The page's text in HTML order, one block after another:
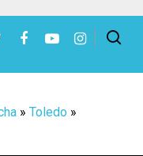
» Toledo »